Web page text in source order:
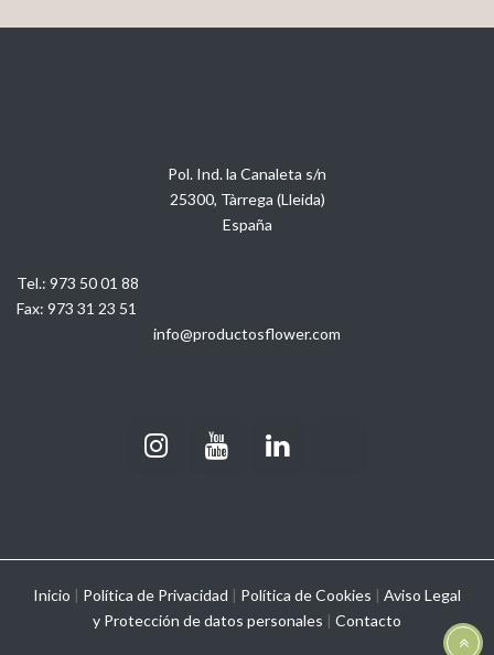
Pol. Ind. la Canaleta s/n
25300, Tàrrega (Lleida)
España
Tel.: 973 50 01 88
Fax: 973 31 23 51
info@productosflower.com
Inicio | Política de Privacidad | Política de Cookies | Aviso Legal
y Protección de datos personales | Contacto